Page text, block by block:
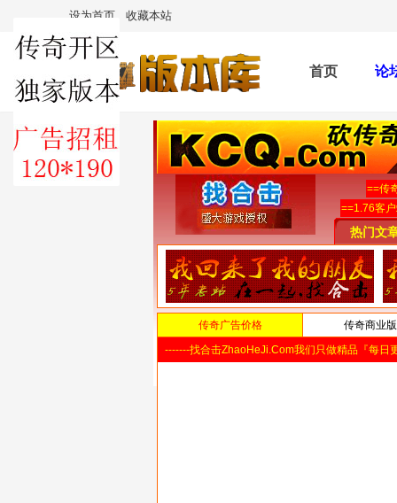
设为首页 收藏本站
首页 论